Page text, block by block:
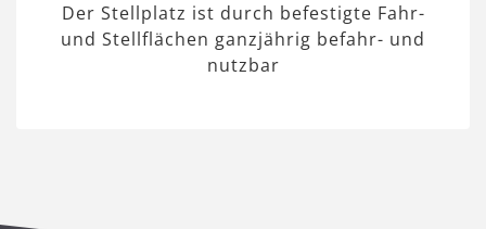
Der Stellplatz ist durch befestigte Fahr-
und Stellflächen ganzjährig befahr- und
nutzbar